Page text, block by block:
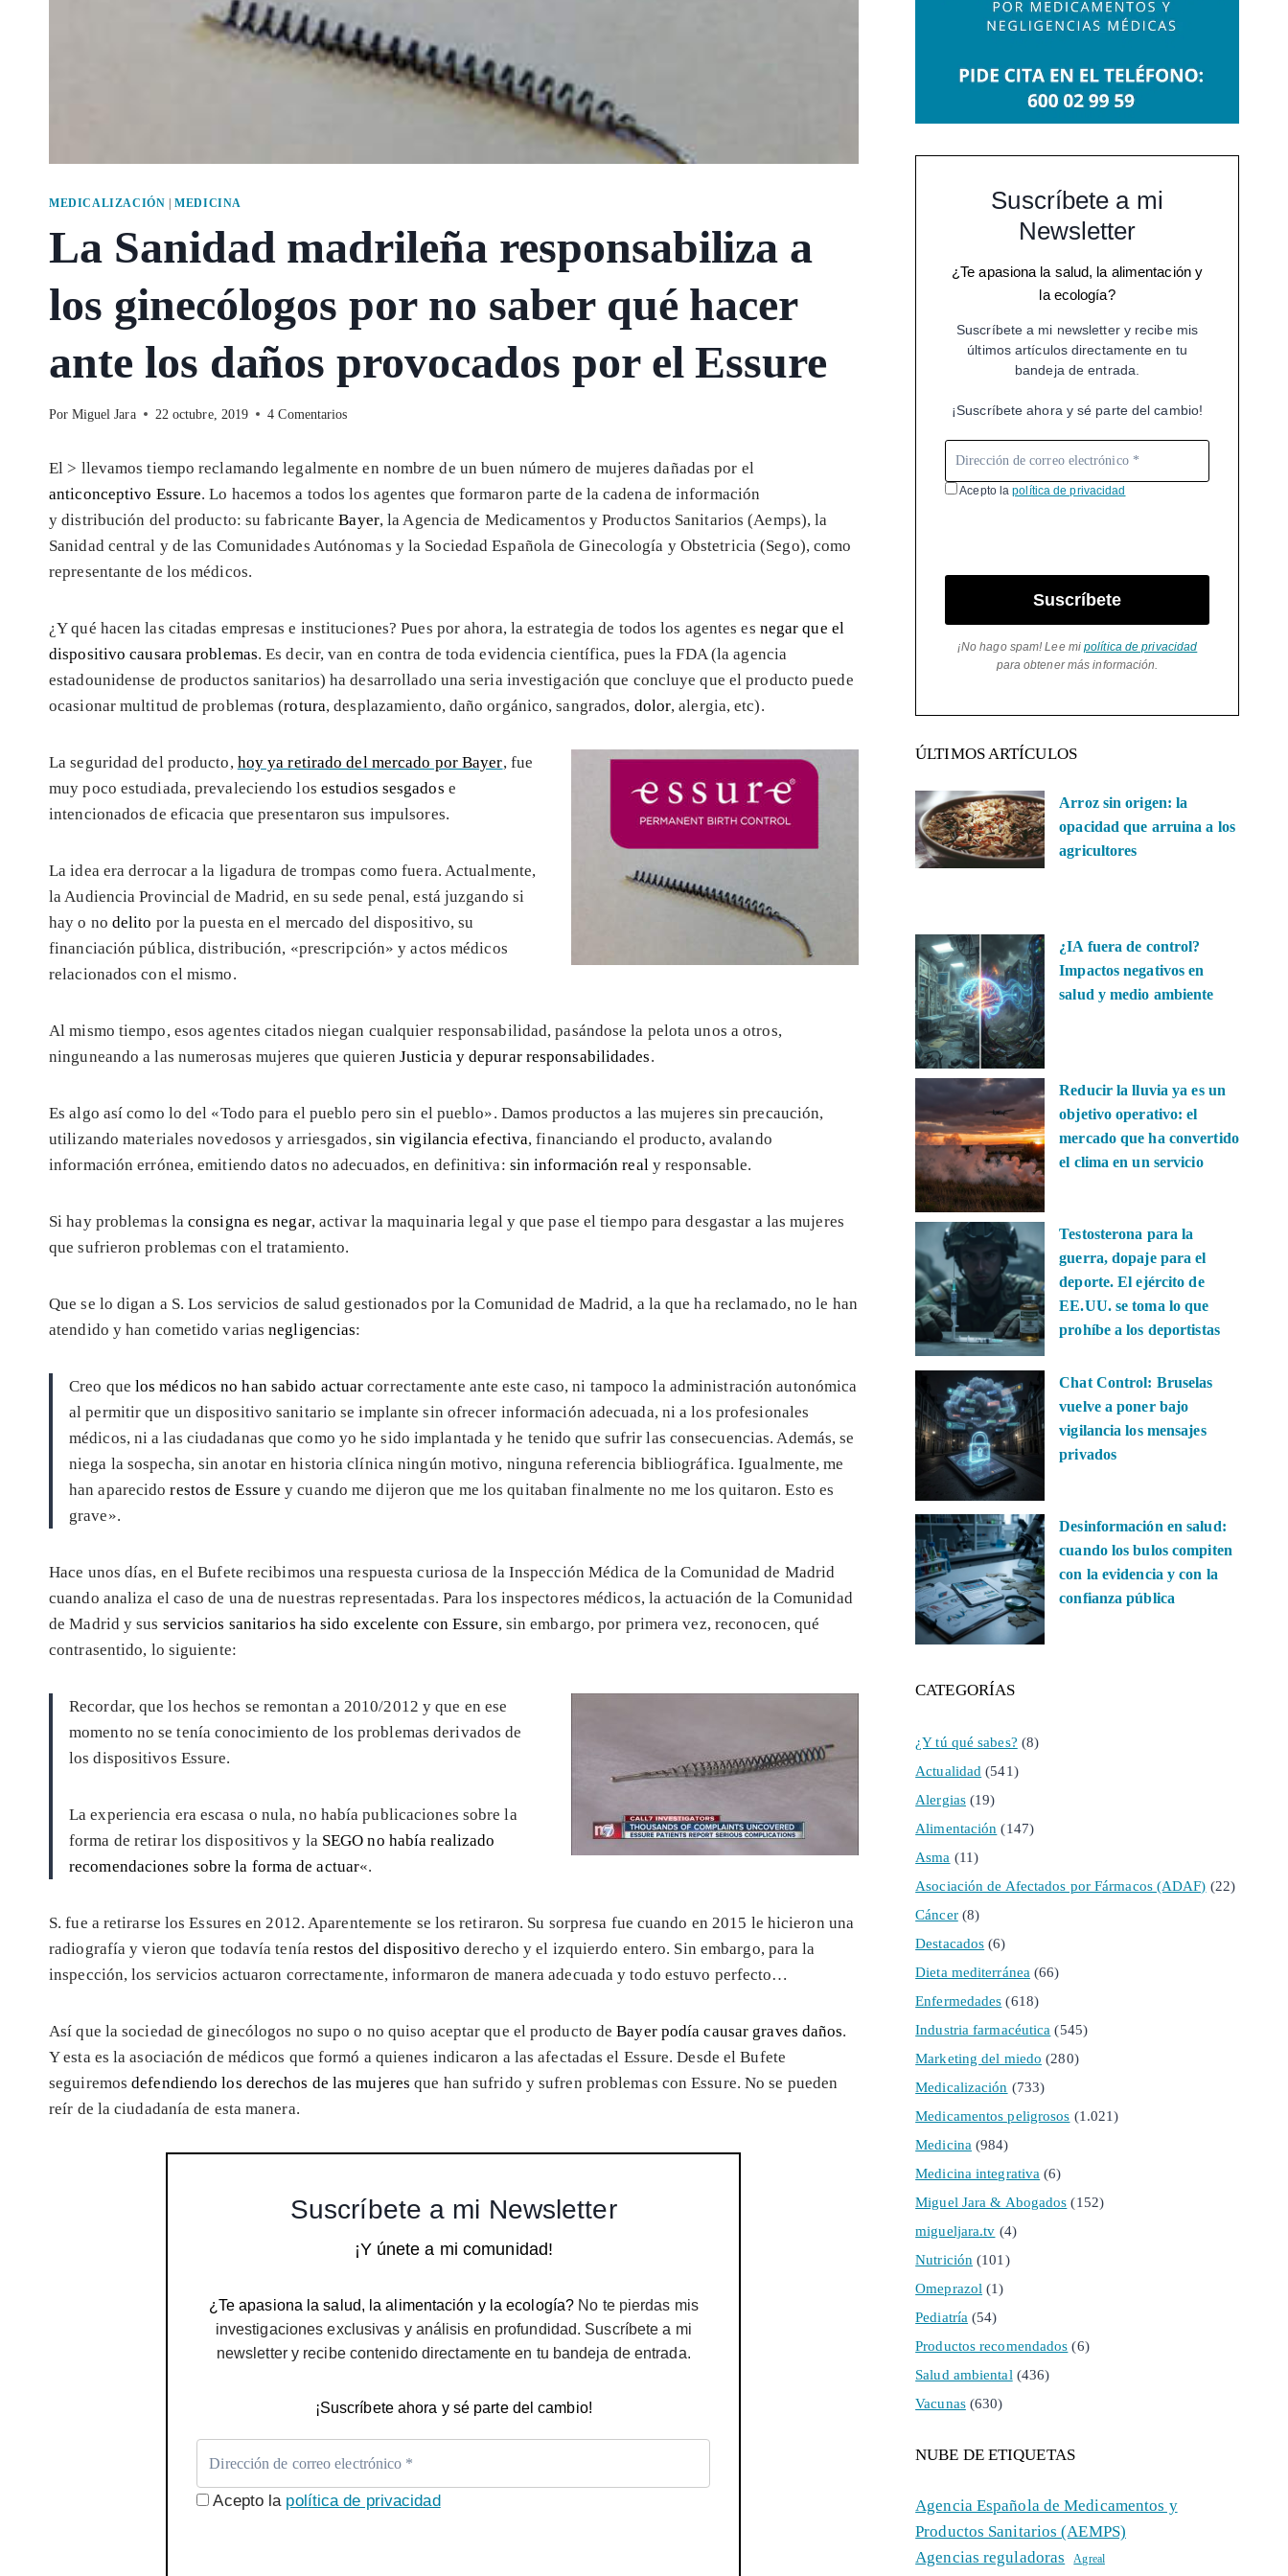
MEDICALIZACIÓN |MEDICINA
La Sanidad madrileña responsabiliza a
los ginecólogos por no saber qué hacer
ante los daños provocados por el Essure
Por Miguel Jara 22 octubre, 2019 4 Comentarios
El > llevamos tiempo reclamando legalmente en nombre de un buen número de mujeres dañadas por el
anticonceptivo Essure. Lo hacemos a todos los agentes que formaron parte de la cadena de información
y distribución del producto: su fabricanteBayer, la Agencia de Medicamentos y Productos Sanitarios (Aemps), la
Sanidad central y de las Comunidades Autónomas y la Sociedad Española de Ginecología y Obstetricia (Sego), como
representante de los médicos.
¿Y qué hacen las citadas empresas e instituciones? Pues por ahora, la estrategia de todos los agentes es negar que el
dispositivo causara problemas. Es decir, van en contra de toda evidencia científica, pues la FDA (la agencia
estadounidense de productos sanitarios) ha desarrollado una seria investigación que concluye que el producto puede
ocasionar multitud de problemas (rotura, desplazamiento, daño orgánico, sangrados, dolor, alergia, etc).
La seguridad del producto, hoy ya retirado del mercado por Bayer, fue
muy poco estudiada, prevaleciendo los estudios sesgados e
intencionados de eficacia que presentaron sus impulsores.
La idea era derrocar a la ligadura de trompas como fuera. Actualmente,
la Audiencia Provincial de Madrid, en su sede penal, está juzgando si
hay o no delito por la puesta en el mercado del dispositivo, su
financiación pública, distribución, «prescripción» y actos médicos
relacionados con el mismo.
Al mismo tiempo, esos agentes citados niegan cualquier responsabilidad, pasándose la pelota unos a otros,
ninguneando a las numerosas mujeres que quieren Justicia y depurar responsabilidades.
Es algo así como lo del «Todo para el pueblo pero sin el pueblo». Damos productos a las mujeres sin precaución,
utilizando materiales novedosos y arriesgados, sin vigilancia efectiva, financiando el producto, avalando
información errónea, emitiendo datos no adecuados, en definitiva: sin información realy responsable.
Si hay problemas laconsigna es negar, activar la maquinaria legal y que pase el tiempo para desgastar a las mujeres
que sufrieron problemas con el tratamiento.
Que se lo digan a S. Los servicios de salud gestionados por la Comunidad de Madrid, a la que ha reclamado, no le han
atendido y han cometido variasnegligencias:
Creo que los médicos no han sabido actuar correctamente ante este caso, ni tampoco la administración autonómica
al permitir que un dispositivo sanitario se implante sin ofrecer información adecuada, ni a los profesionales
médicos, ni a las ciudadanas que como yo he sido implantada y he tenido que sufrir las consecuencias. Además, se
niega la sospecha, sin anotar en historia clínica ningún motivo, ninguna referencia bibliográfica. Igualmente, me
han aparecidorestos de Essure y cuando me dijeron que me los quitaban finalmente no me los quitaron. Esto es
grave».
Hace unos días, en el Bufete recibimos una respuesta curiosa de la Inspección Médica de la Comunidad de Madrid
cuando analiza el caso de una de nuestras representadas. Para los inspectores médicos, la actuación de la Comunidad
de Madrid y sus servicios sanitarios ha sido excelente con Essure, sin embargo, por primera vez, reconocen, qué
contrasentido, lo siguiente:
Recordar, que los hechos se remontan a 2010/2012 y que en ese
momento no se tenía conocimiento de los problemas derivados de
los dispositivos Essure.
La experiencia era escasa o nula, no había publicaciones sobre la
forma de retirar los dispositivos y la SEGO no había realizado
recomendaciones sobre la forma de actuar«.
S. fue a retirarse los Essures en 2012. Aparentemente se los retiraron. Su sorpresa fue cuando en 2015 le hicieron una
radiografía y vieron que todavía tenía restos del dispositivo derecho y el izquierdo entero. Sin embargo, para la
inspección, los servicios actuaron correctamente, informaron de manera adecuada y todo estuvo perfecto…
Así que la sociedad de ginecólogos no supo o no quiso aceptar que el producto deBayer podía causar graves daños.
Y esta es la asociación de médicos que formó a quienes indicaron a las afectadas el Essure. Desde el Bufete
seguiremosdefendiendo los derechos de las mujeres que han sufrido y sufren problemas con Essure. No se pueden
reír de la ciudadanía de esta manera.
Suscríbete a mi Newsletter
¡Y únete a mi comunidad!
¿Te apasiona la salud, la alimentación y la ecología? No te pierdas mis
investigaciones exclusivas y análisis en profundidad. Suscríbete a mi
newsletter y recibe contenido directamente en tu bandeja de entrada.
¡Suscríbete ahora y sé parte del cambio!
Acepto la política de privacidad
Suscríbete a mi
Newsletter
¿Te apasiona la salud, la alimentación y
la ecología?
Suscríbete a mi newsletter y recibe mis
últimos artículos directamente en tu
bandeja de entrada.
¡Suscríbete ahora y sé parte del cambio!
Acepto lapolítica de privacidad
Suscríbete
¡No hago spam! Lee mipolítica de privacidad
para obtener más información.
ÚLTIMOS ARTÍCULOS
Arroz sin origen: la
opacidad que arruina a los
agricultores
¿IA fuera de control?
Impactos negativos en
salud y medio ambiente
Reducir la lluvia ya es un
objetivo operativo: el
mercado que ha convertido
el clima en un servicio
Testosterona para la
guerra, dopaje para el
deporte. El ejército de
EE.UU. se toma lo que
prohíbe a los deportistas
Chat Control: Bruselas
vuelve a poner bajo
vigilancia los mensajes
privados
Desinformación en salud:
cuando los bulos compiten
con la evidencia y con la
confianza pública
CATEGORÍAS
¿Y tú qué sabes? (8)
Actualidad (541)
Alergias(19)
Alimentación (147)
Asma (11)
Asociación de Afectados por Fármacos (ADAF) (22)
Cáncer(8)
Destacados (6)
Dieta mediterránea (66)
Enfermedades (618)
Industria farmacéutica (545)
Marketing del miedo (280)
Medicalización (733)
Medicamentos peligrosos (1.021)
Medicina (984)
Medicina integrativa (6)
Miguel Jara & Abogados (152)
migueljara.tv (4)
Nutrición (101)
Omeprazol (1)
Pediatría (54)
Productos recomendados (6)
Salud ambiental (436)
Vacunas(630)
NUBE DE ETIQUETAS
Agencia Española de Medicamentos y
Productos Sanitarios (AEMPS)
Agencias reguladoras
Agreal